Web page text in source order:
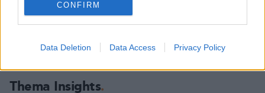
CONFIRM
Data Deletion Data Access Privacy Policy
Thema Insights
Δείτε όλες τις τελευταίεςΕιδήσεις
Protothema.gr